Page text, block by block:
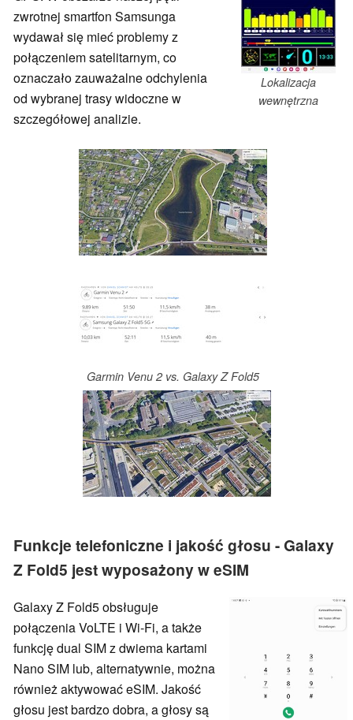
Lokalizacja
wewnętrzna
zwrotnej smartfon Samsunga
wydawał się mieć problemy z
połączeniem satelitarnym, co
oznaczało zauważalne odchylenia
od wybranej trasy widoczne w
szczegółowej analizie.
Garmin Venu 2 vs. Galaxy Z Fold5
Funkcje telefoniczne i jakość głosu - Galaxy
Z Fold5 jest wyposażony w eSIM
Galaxy Z Fold5 obsługuje
połączenia VoLTE i Wi-Fi, a także
funkcję dual SIM z dwiema kartami
Nano SIM lub, alternatywnie, można
również aktywować eSIM. Jakość
głosu jest bardzo dobra, a głosy są